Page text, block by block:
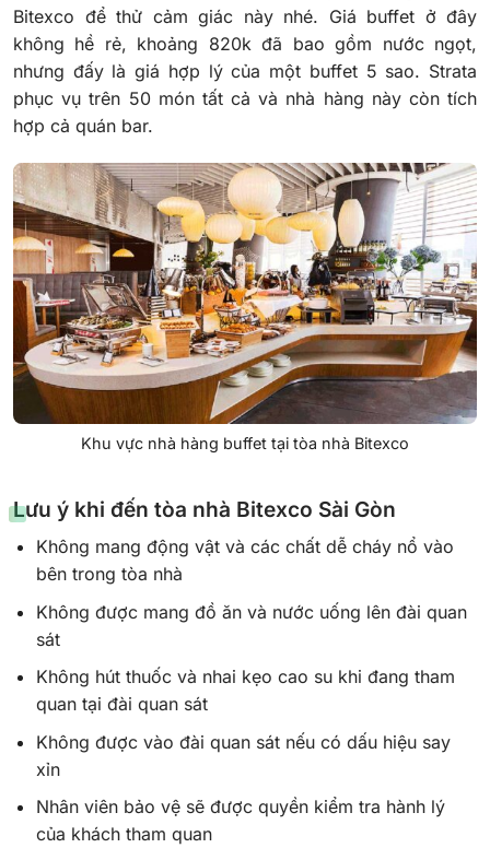
Bitexco để thử cảm giác này nhé. Giá buffet ở đây
không hề rẻ, khoảng 820k đã bao gồm nước ngọt,
nhưng đấy là giá hợp lý của một buffet 5 sao. Strata
phục vụ trên 50 món tất cả và nhà hàng này còn tích
hợp cả quán bar.
Khu vực nhà hàng buffet tại tòa nhà Bitexco
Lưu ý khi đến tòa nhà Bitexco Sài Gòn
Không mang động vật và các chất dễ cháy nổ vào
bên trong tòa nhà
Không được mang đồ ăn và nước uống lên đài quan
sát
Không hút thuốc và nhai kẹo cao su khi đang tham
quan tại đài quan sát
Không được vào đài quan sát nếu có dấu hiệu say
xỉn
Nhân viên bảo vệ sẽ được quyền kiểm tra hành lý
của khách tham quan